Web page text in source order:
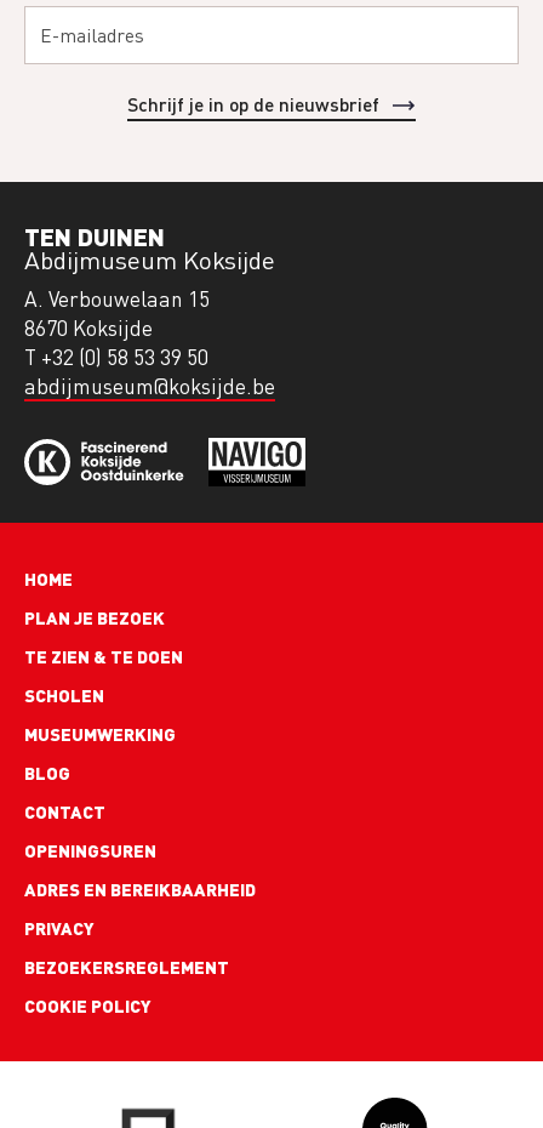
TEN DUINEN
Abdijmuseum Koksijde
A. Verbouwelaan 15
8670 Koksijde
T +32 (0) 58 53 39 50
abdijmuseum@koksijde.be
Hoofdnavigatie
HOME
PLAN JE BEZOEK
TE ZIEN & TE DOEN
SCHOLEN
MUSEUMWERKING
BLOG
Footer
links
CONTACT
OPENINGSUREN
ADRES EN BEREIKBAARHEID
PRIVACY
BEZOEKERSREGLEMENT
COOKIE POLICY